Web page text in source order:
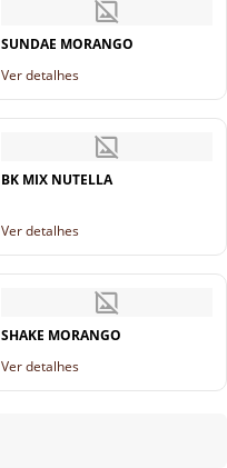
SUNDAE MORANGO
Ver detalhes
BK MIX NUTELLA
Ver detalhes
SHAKE MORANGO
Ver detalhes